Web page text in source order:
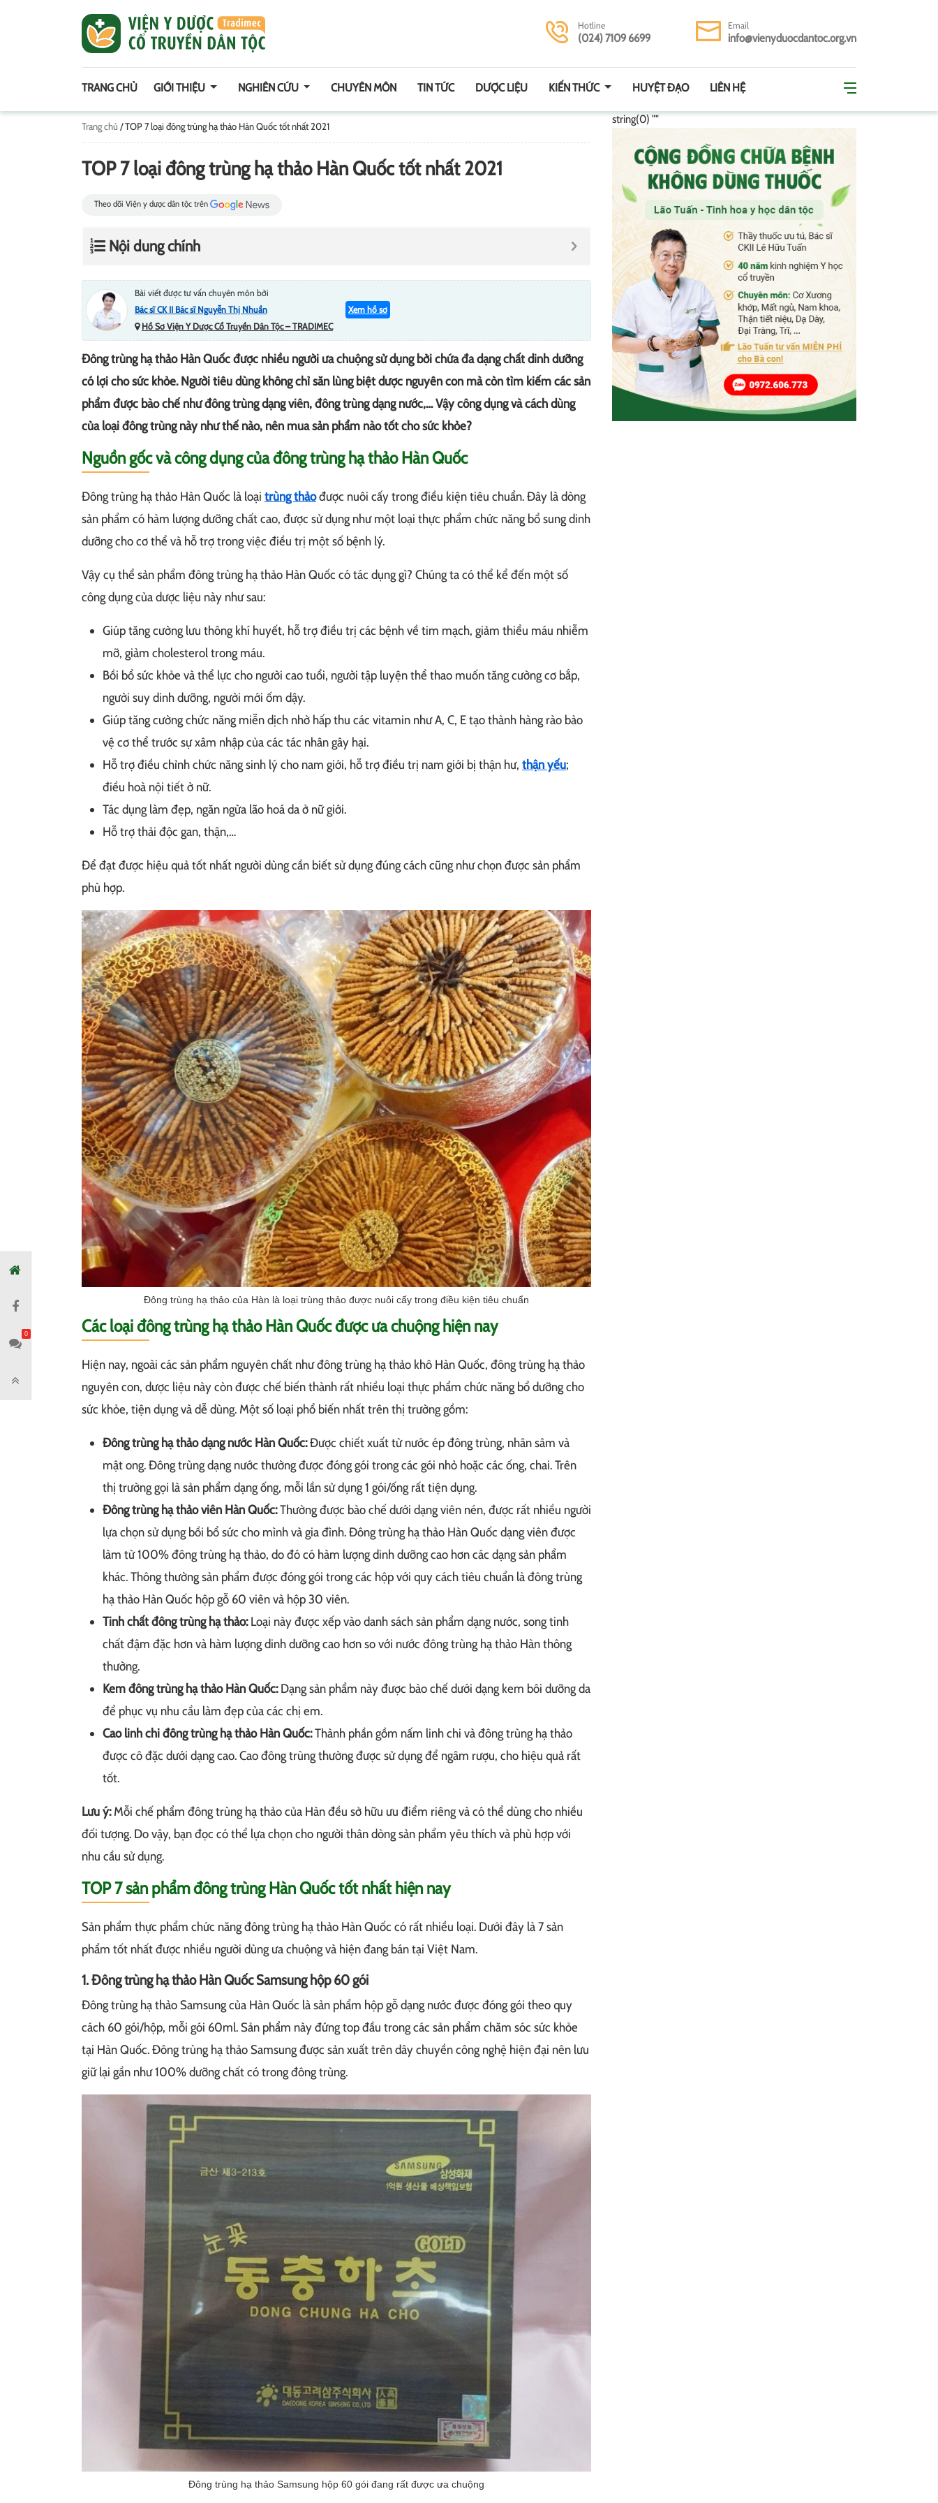
Hotline
(024) 7109 6699
Email
info@vienyduocdantoc.org.vn
TRANG CHỦ GIỚI THIỆU NGHIÊN CỨU CHUYÊN MÔN TIN TỨC DƯỢC LIỆU KIẾN THỨC HUYỆT ĐẠO LIÊN HỆ
Trang chủ /TOP 7 loại đông trùng hạ thảo Hàn Quốc tốt nhất 2021
TOP 7 loại đông trùng hạ thảo Hàn Quốc tốt nhất 2021
Theo dõi Viện y dược dân tộc trên
Nội dung chính
Bài viết được tư vấn chuyên môn bởi
Bác sĩ CK II Bác sĩ Nguyễn Thị Nhuần
Hồ Sơ Viện Y Dược Cổ Truyền Dân Tộc – TRADIMEC
Xem hồ sơ
Đông trùng hạ thảo Hàn Quốc được nhiều người ưa chuộng sử dụng bởi chứa đa dạng chất dinh dưỡng
có lợi cho sức khỏe. Người tiêu dùng không chỉ săn lùng biệt dược nguyên con mà còn tìm kiếm các sản
phẩm được bào chế như đông trùng dạng viên, đông trùng dạng nước,… Vậy công dụng và cách dùng
của loại đông trùng này như thế nào, nên mua sản phẩm nào tốt cho sức khỏe?
Nguồn gốc và công dụng của đông trùng hạ thảo Hàn Quốc
Đông trùng hạ thảo Hàn Quốc là loại trùng thảođược nuôi cấy trong điều kiện tiêu chuẩn. Đây là dòng
sản phẩm có hàm lượng dưỡng chất cao, được sử dụng như một loại thực phẩm chức năng bổ sung dinh
dưỡng cho cơ thể và hỗ trợ trong việc điều trị một số bệnh lý.
Vậy cụ thể sản phẩm đông trùng hạ thảo Hàn Quốc có tác dụng gì? Chúng ta có thể kể đến một số
công dụng của dược liệu này như sau:
Giúp tăng cường lưu thông khí huyết, hỗ trợ điều trị các bệnh về tim mạch, giảm thiểu máu nhiễm
mỡ, giảm cholesterol trong máu.
Bồi bổ sức khỏe và thể lực cho người cao tuổi, người tập luyện thể thao muốn tăng cường cơ bắp,
người suy dinh dưỡng, người mới ốm dậy.
Giúp tăng cường chức năng miễn dịch nhờ hấp thu các vitamin như A, C, E tạo thành hàng rào bảo
vệ cơ thể trước sự xâm nhập của các tác nhân gây hại.
Hỗ trợ điều chỉnh chức năng sinh lý cho nam giới, hỗ trợ điều trị nam giới bị thận hư, thận yếu;
điều hoà nội tiết ở nữ.
Tác dụng làm đẹp, ngăn ngừa lão hoá da ở nữ giới.
Hỗ trợ thải độc gan, thận,…
Để đạt được hiệu quả tốt nhất người dùng cần biết sử dụng đúng cách cũng như chọn được sản phẩm
phù hợp.
Đông trùng hạ thảo của Hàn là loại trùng thảo được nuôi cấy trong điều kiện tiêu chuẩn
Các loại đông trùng hạ thảo Hàn Quốc được ưa chuộng hiện nay
Hiện nay, ngoài các sản phẩm nguyên chất như đông trùng hạ thảo khô Hàn Quốc, đông trùng hạ thảo
nguyên con, dược liệu này còn được chế biến thành rất nhiều loại thực phẩm chức năng bổ dưỡng cho
sức khỏe, tiện dụng và dễ dùng. Một số loại phổ biến nhất trên thị trường gồm:
Đông trùng hạ thảo dạng nước Hàn Quốc:Được chiết xuất từ nước ép đông trùng, nhân sâm và
mật ong. Đông trùng dạng nước thường được đóng gói trong các gói nhỏ hoặc các ống, chai. Trên
thị trường gọi là sản phẩm dạng ống, mỗi lần sử dụng 1 gói/ống rất tiện dụng.
Đông trùng hạ thảo viên Hàn Quốc:Thường được bào chế dưới dạng viên nén, được rất nhiều người
lựa chọn sử dụng bồi bổ sức cho mình và gia đình. Đông trùng hạ thảo Hàn Quốc dạng viên được
làm từ 100% đông trùng hạ thảo, do đó có hàm lượng dinh dưỡng cao hơn các dạng sản phẩm
khác. Thông thường sản phẩm được đóng gói trong các hộp với quy cách tiêu chuẩn là đông trùng
hạ thảo Hàn Quốc hộp gỗ 60 viên và hộp 30 viên.
Tinh chất đông trùng hạ thảo:Loại này được xếp vào danh sách sản phẩm dạng nước, song tinh
chất đậm đặc hơn và hàm lượng dinh dưỡng cao hơn so với nước đông trùng hạ thảo Hàn thông
thường.
Kem đông trùng hạ thảo Hàn Quốc:Dạng sản phẩm này được bào chế dưới dạng kem bôi dưỡng da
để phục vụ nhu cầu làm đẹp của các chị em.
Cao linh chi đông trùng hạ thảo Hàn Quốc:Thành phần gồm nấm linh chi và đông trùng hạ thảo
được cô đặc dưới dạng cao. Cao đông trùng thường được sử dụng để ngâm rượu, cho hiệu quả rất
tốt.
Lưu ý:Mỗi chế phẩm đông trùng hạ thảo của Hàn đều sở hữu ưu điểm riêng và có thể dùng cho nhiều
đối tượng. Do vậy, bạn đọc có thể lựa chọn cho người thân dòng sản phẩm yêu thích và phù hợp với
nhu cầu sử dụng.
TOP 7 sản phẩm đông trùng Hàn Quốc tốt nhất hiện nay
Sản phẩm thực phẩm chức năng đông trùng hạ thảo Hàn Quốc có rất nhiều loại. Dưới đây là 7 sản
phẩm tốt nhất được nhiều người dùng ưa chuộng và hiện đang bán tại Việt Nam.
1. Đông trùng hạ thảo Hàn Quốc Samsung hộp 60 gói
Đông trùng hạ thảo Samsung của Hàn Quốc là sản phẩm hộp gỗ dạng nước được đóng gói theo quy
cách 60 gói/hộp, mỗi gói 60ml. Sản phẩm này đứng top đầu trong các sản phẩm chăm sóc sức khỏe
tại Hàn Quốc. Đông trùng hạ thảo Samsung được sản xuất trên dây chuyền công nghệ hiện đại nên lưu
giữ lại gần như 100% dưỡng chất có trong đông trùng.
Đông trùng hạ thảo Samsung hộp 60 gói đang rất được ưa chuộng
string(0) ""
0